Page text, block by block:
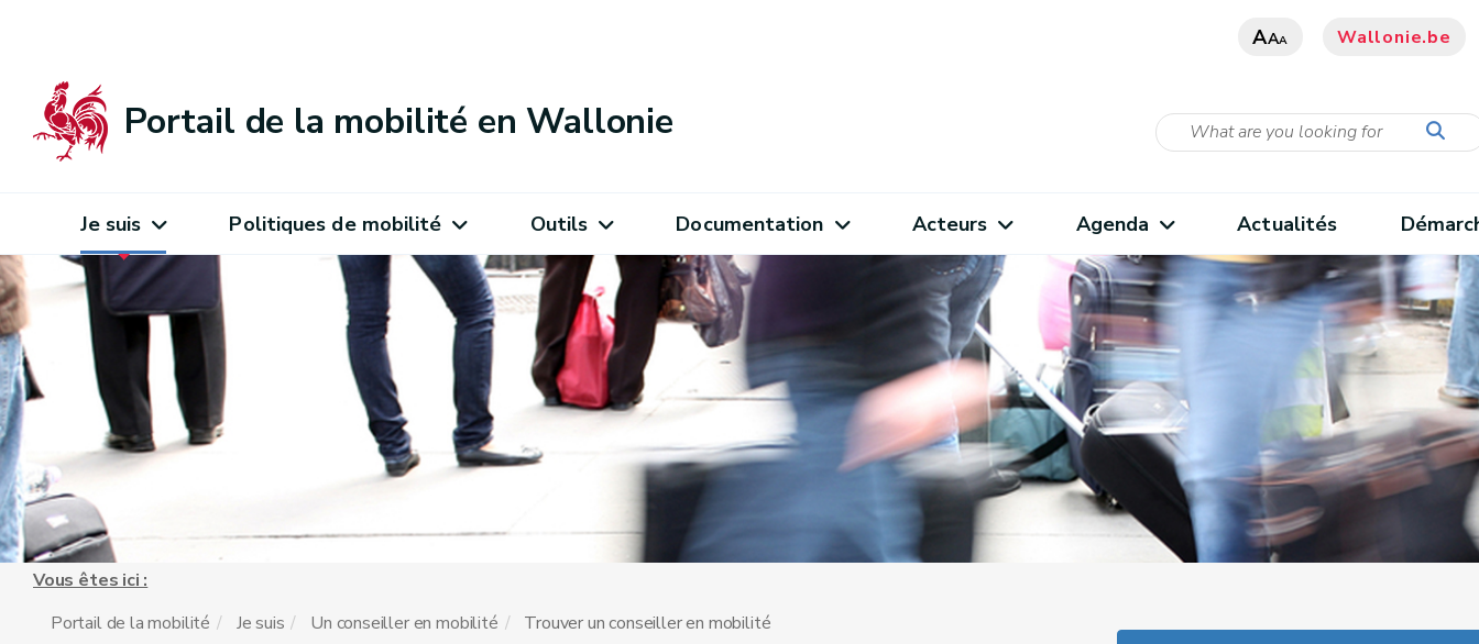
AAA Wallonie.be
Portail de la mobilité en Wallonie
Je suis Politiques de mobilité Outils Documentation Acteurs Agenda Actualités
Vous êtes ici :
Portail de la mobilité
Je suis Un conseiller en mobilité Trouver un conseiller en mobilité